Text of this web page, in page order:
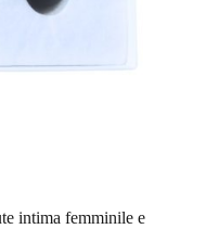
intima femminile e